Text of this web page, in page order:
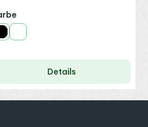
auswählen
Schwarz
Weiß
Details